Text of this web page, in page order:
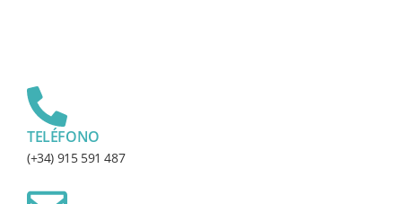
TELÉFONO
(+34) 915 591 487